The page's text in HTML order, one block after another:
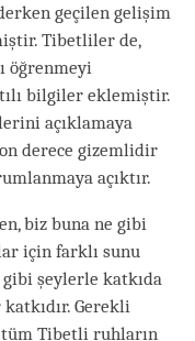
geçilen gelişim
Tibetliler de,
öğrenmeyi
bilgiler eklemiştir.
açıklamaya
derece gizemlidir
açıktır.
biz buna ne gibi
için farklı sunu
şeylerle katkıda
Gerekli
Tibetli ruhların